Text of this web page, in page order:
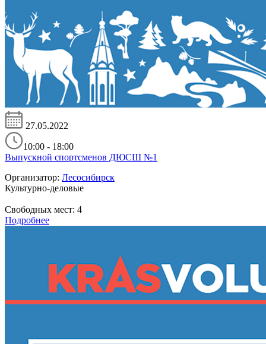
27.05.2022
10:00 - 18:00
Выпускной спортсменов ДЮСШ №1
Организатор: Лесосибирск
Культурно-деловые
Свободных мест: 4
Подробнее